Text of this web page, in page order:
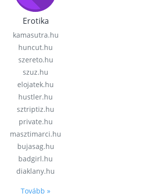
Erotika
kamasutra.hu
huncut.hu
szereto.hu
szuz.hu
elojatek.hu
hustler.hu
sztriptiz.hu
private.hu
masztimarci.hu
bujasag.hu
badgirl.hu
diaklany.hu
Tovább »